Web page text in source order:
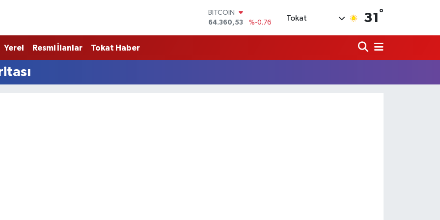
BITCOIN
64.360,53
%-0.76
55,0265
%0.01
Tokat 31 °
Yerel Resmi İlanlar Tokat Haber